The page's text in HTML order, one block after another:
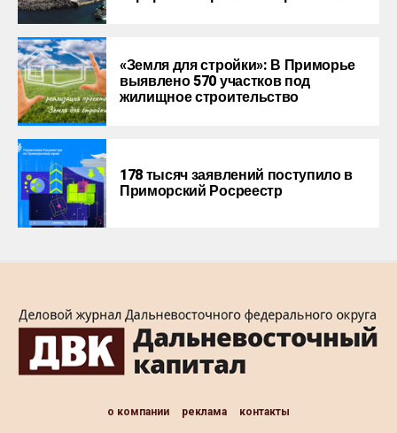
«Земля для стройки»: В Приморье
выявлено 570 участков под
жилищное строительство
178 тысяч заявлений поступило в
Приморский Росреестр
о компании реклама контакты